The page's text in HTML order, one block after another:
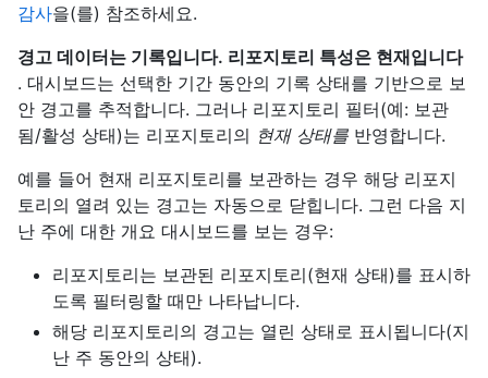
감사을(를) 참조하세요.
경고 데이터는 기록입니다. 리포지토리 특성은 현재입니다
. 대시보드는 선택한 기간 동안의 기록 상태를 기반으로 보
안 경고를 추적합니다. 그러나 리포지토리 필터(예: 보관
됨/활성 상태)는 리포지토리의 현재 상태를 반영합니다.
예를 들어 현재 리포지토리를 보관하는 경우 해당 리포지
토리의 열려 있는 경고는 자동으로 닫힙니다. 그런 다음 지
난 주에 대한 개요 대시보드를 보는 경우:
리포지토리는 보관된 리포지토리(현재 상태)를 표시하
도록 필터링할 때만 나타납니다.
해당 리포지토리의 경고는 열린 상태로 표시됩니다(지
난 주 동안의 상태).